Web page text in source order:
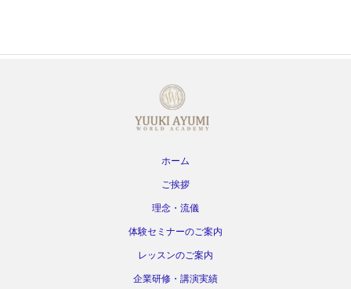
ホーム
ご挨拶
理念・流儀
体験セミナーのご案内
レッスンのご案内
企業研修・講演実績